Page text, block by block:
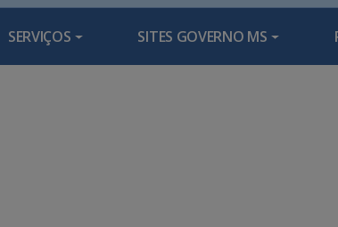
SERVIÇOS SITES GOVERNO MS